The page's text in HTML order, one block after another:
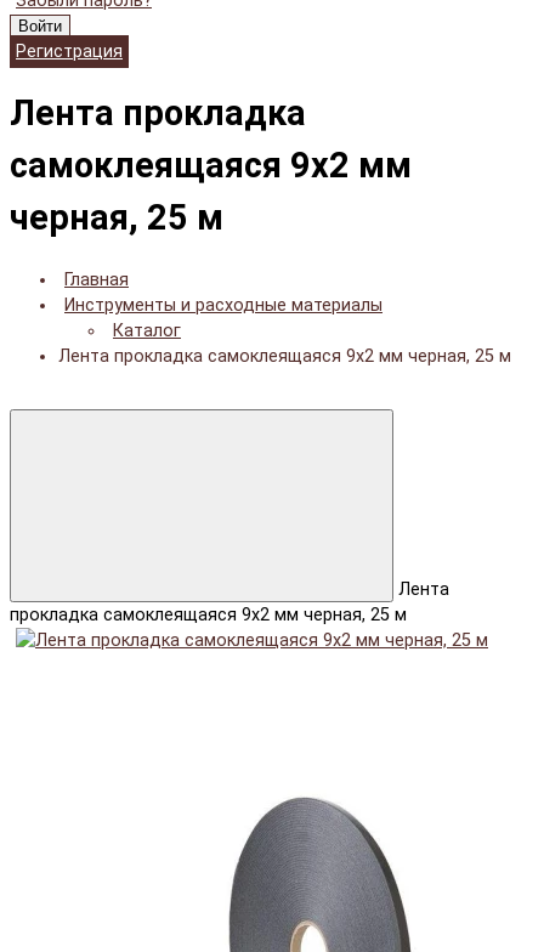
Войти
Регистрация
Лента прокладка
самоклеящаяся 9x2 мм
черная, 25 м
Главная
Инструменты и расходные материалы
Каталог
Лента прокладка самоклеящаяся 9x2 мм черная, 25 м
Лента
прокладка самоклеящаяся 9x2 мм черная, 25 м